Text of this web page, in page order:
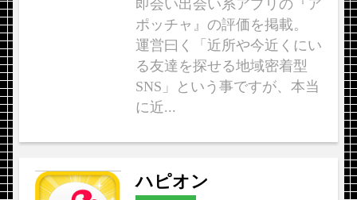
即会い出会い系アプリの『ア
ポッチャ』の評価を掲載。
運営曰く「近所や今近くにい
る友達を探せる地域密着型
SNS」という事ですが、本当
に近...
ハピオン